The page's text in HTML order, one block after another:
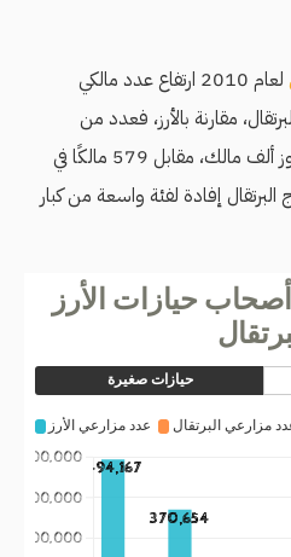
لعام 2010 ارتفاع عدد مالكي
مقارنة بالأرز، فعدد من
يمتلكون أقل من 50 فدانًا يتجاوز ألف مالك، مقابل 579 مالكًا في
البرتقال إفادة لفئة واسعة من كبار